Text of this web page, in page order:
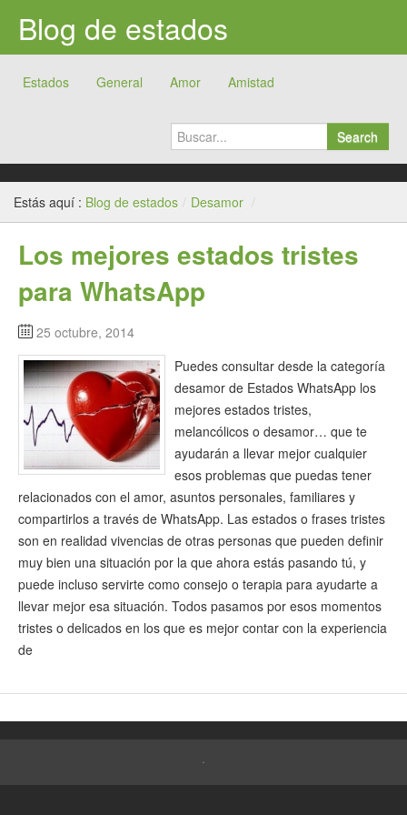
Blog de estados
Estados General Amor Amistad
Search
Estás aquí : Blog de estados / Desamor /
Los mejores estados tristes
para WhatsApp
25 octubre, 2014
Puedes consultar desde la categoría
desamor de Estados WhatsApp los
mejores estados tristes,
melancólicos o desamor… que te
ayudarán a llevar mejor cualquier
esos problemas que puedas tener
relacionados con el amor, asuntos personales, familiares y
compartirlos a través de WhatsApp. Las estados o frases tristes
son en realidad vivencias de otras personas que pueden definir
muy bien una situación por la que ahora estás pasando tú, y
puede incluso servirte como consejo o terapia para ayudarte a
llevar mejor esa situación. Todos pasamos por esos momentos
tristes o delicados en los que es mejor contar con la experiencia
de